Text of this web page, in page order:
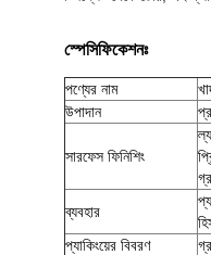
স্পেসিফিকেশনঃ
পণ্যের নাম
উপাদান
সারফেস ফিনিশিং
ব্যবহার
প্যাকিংয়ের বিবরণ